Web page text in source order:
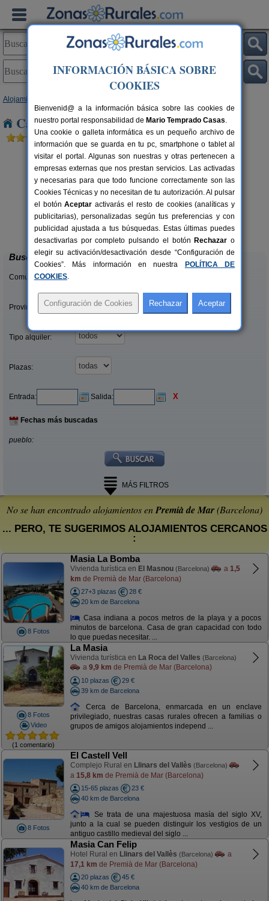
Alojamientos
Casas Rurales cerca de Premià de Mar
19-23+2 pers.
desde33 €
Can Fontanelles
Castellfollit del Boix (Barcelona)
Buscar
Comunidades:
Provincias/Islas:
Tipo alquiler:
Plazas:
Entrada: Salida: X
Fechas más buscadas
pueblo:
MÁS FILTROS
No se han encontrado alojamientos enPremià de Mar(Barcelona)
... PERO, TE SUGERIMOS ALOJAMIENTOS CERCANOS
:
8 Fotos
Masia La Bomba
Vivienda turística en El Masnou (Barcelona) a 1,5
km de Premià de Mar (Barcelona)
27+3 plazas
28 €
20 km de Barcelona
Casa indiana a pocos metros de la playa y a pocos
minutos de barcelona. Casa de gran capacidad con todo
lo que puedas necesitar. ...
8 Fotos
Video
(1 comentario)
La Masia
Vivienda turística en La Roca del Valles (Barcelona)
a 9,9 km de Premià de Mar (Barcelona)
10 plazas
29 €
39 km de Barcelona
Cerca de Barcelona, enmarcada en un enclave
privilegiado, nuestras casas rurales ofrecen a familias o
grupos de amigos alojamientos independ ...
8 Fotos
El Castell Vell
Complejo Rural en Llinars del Vallès (Barcelona)
a 15,8 km de Premià de Mar (Barcelona)
15-65 plazas
23 €
40 km de Barcelona
Se trata de una majestuosa masía del siglo XV,
junto a la cual se pueden distinguir los vestigios de un
antiguo castillo medieval del siglo ...
Masia Can Felip
Hotel Rural en Llinars del Vallès (Barcelona)
a
17,1 km de Premià de Mar (Barcelona)
20 plazas
45 €
40 km de Barcelona
INFORMACIÓN BÁSICA SOBRE
COOKIES
Bienvenid@ a la información básica sobre las cookies de
nuestro portal responsabilidad de Mario Temprado Casas.
Una cookie o galleta informática es un pequeño archivo de
información que se guarda en tu pc, smartphone o tablet al
visitar el portal. Algunas son nuestras y otras pertenecen a
empresas externas que nos prestan servicios. Las activadas
y necesarias para que todo funcione correctamente son las
Cookies Técnicas y no necesitan de tu autorización. Al pulsar
el botónAceptar activarás el resto de cookies (analíticas y
publicitarias), personalizadas según tus preferencias y con
publicidad ajustada a tus búsquedas. Estas últimas puedes
desactivarlas por completo pulsando el botón Rechazar o
elegir su activación/desactivación desde “Configuración de
Cookies”. Más información en nuestra
POLÍTICA DE
COOKIES.